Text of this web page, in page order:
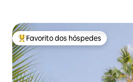
Favoritos dos hóspedes mais
Favorito dos hóspedes